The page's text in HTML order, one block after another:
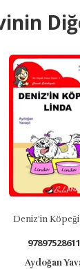
Deniz'in
Aydoğan